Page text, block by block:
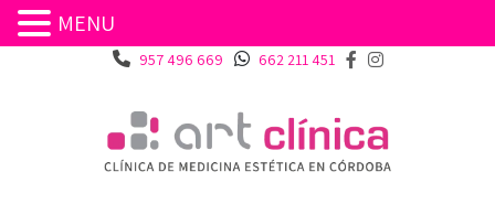
957 496 669 662 211 451
MENU